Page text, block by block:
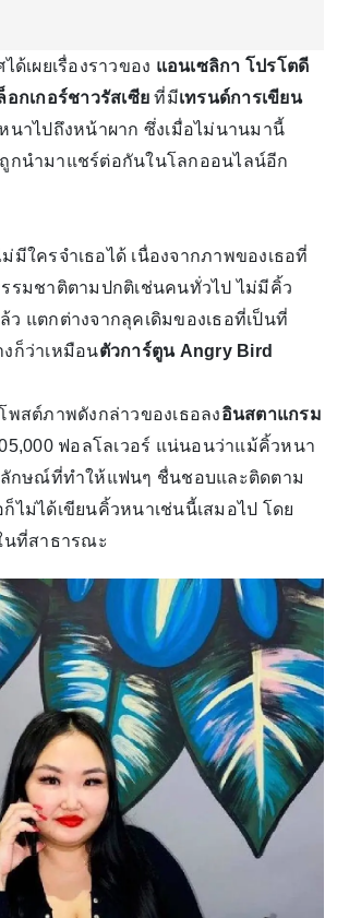
ด้เผยเรื่องราวของ แอนเซลิกา โปรโตดี
กเกอร์ชาวรัสเซีย ที่มีเทรนด์การเขียน
นาไปถึงหน้าผาก ซึ่งเมื่อไม่นานมานี้
กนำมาแชร์ต่อกันในโลกออนไลน์อีก
มีใครจำเธอได้ เนื่องจากภาพของเธอที่
รมชาติตามปกติเช่นคนทั่วไป ไม่มีคิ้ว
แตกต่างจากลุคเดิมของเธอที่เป็นที่
ก็ว่าเหมือนตัวการ์ตูน Angry Bird
พสต์ภาพดังกล่าวของเธอลงอินสตาแกรม
ฟอลโลเวอร์ แน่นอนว่าแม้คิ้วหนา
ลักษณ์ที่ทำให้แฟนๆ ชื่นชอบและติดตาม
ไม่ได้เขียนคิ้วหนาเช่นนี้เสมอไป โดย
นที่สาธารณะ